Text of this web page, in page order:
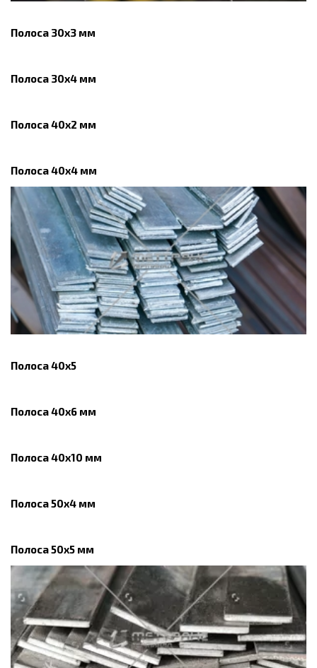
Полоса 30х3 мм
Полоса 30х4 мм
Полоса 40х2 мм
Полоса 40х4 мм
Полоса 40х5
Полоса 40х6 мм
Полоса 40х10 мм
Полоса 50х4 мм
Полоса 50x5 мм